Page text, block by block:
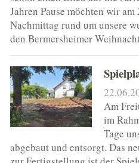
Jahren Pause möchten wir am
Nachmittag rund um unsere
den Bermersheimer
Am
im
Tage
abgebaut und entsorgt. Das